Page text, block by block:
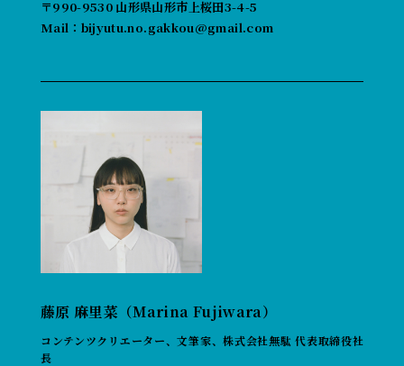
〒990-9530 山形県山形市上桜田3-4-5
Mail：bijyutu.no.gakkou@gmail.com
藤原 麻里菜（Marina Fujiwara）
コンテンツクリエーター、文筆家、株式会社無駄 代表取締役社
長